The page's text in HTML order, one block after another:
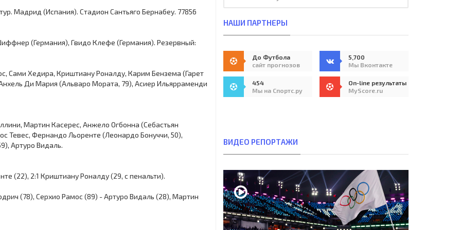
Мадрид (Испания). Стадион Сантьяго Бернабеу. 77856
(Германия), Гвидо Клефе (Германия). Резервный:
Сами Хедира, Криштиану Роналду, Карим Бензема (Гарет
Ди Мария (Альваро Мората, 79), Асиер Ильярраменди
Мартин Касерес, Анжело Огбонна (Себастьян
Тевес, Фернандо Льоренте (Леонардо Бонуччи, 50),
Артуро Видаль.
(22), 2:1 Криштиану Роналду (29, с пенальти).
(78), Серхио Рамос (89) - Артуро Видаль (28), Мартин
НАШИ ПАРТНЕРЫ
До Футбола
сайт прогнозов
5,700
Мы Вконтакте
454
Мы на Спортс.ру
On-line результаты
MyScore.ru
ВИДЕО РЕПОРТАЖИ